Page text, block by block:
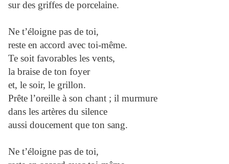
sur des griffes de porcelaine.
Ne t’éloigne pas de toi,
reste en accord avec toi-même.
Te soit favorables les vents,
la braise de ton foyer
et, le soir, le grillon.
Prête l’oreille à son chant ; il murmure
dans les artères du silence
aussi doucement que ton sang.
Ne t’éloigne pas de toi,